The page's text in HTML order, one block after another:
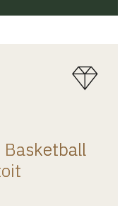
Basketball